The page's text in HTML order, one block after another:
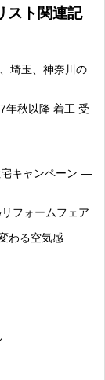
スト関連記
埼玉、神奈川の
年秋以降 着工 受
キャンペーン ―
フォームフェア
わる空気感